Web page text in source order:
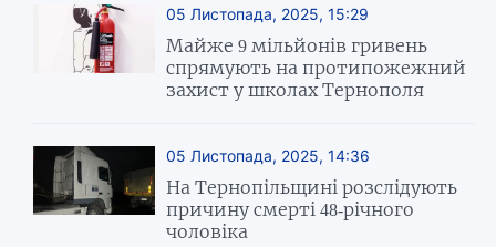
05 Листопада, 2025, 15:29
Майже 9 мільйонів гривень
спрямують на протипожежний
захист у школах Тернополя
05 Листопада, 2025, 14:36
На Тернопільщині розслідують
причину смерті 48-річного
чоловіка